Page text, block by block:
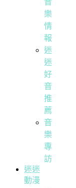
音
樂
情
報
迷
迷
好
音
推
薦
音
樂
專
訪
迷迷
動漫